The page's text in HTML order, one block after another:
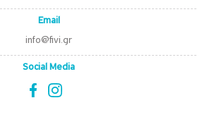
Email
info@fivi.gr
Social Media